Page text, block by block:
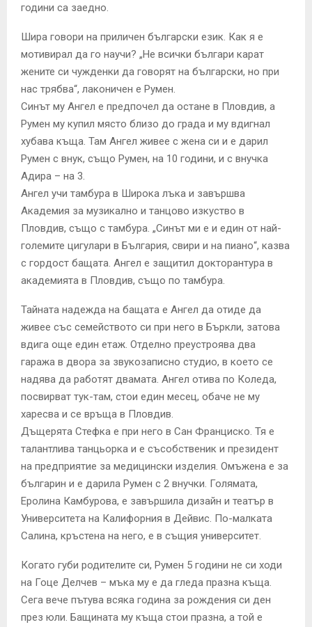
години са заедно.
Шира говори на приличен български език. Как я е
мотивирал да го научи? „Не всички българи карат
жените си чужденки да говорят на български, но при
нас трябва“, лаконичен е Румен.
Синът му Ангел е предпочел да остане в Пловдив, а
Румен му купил място близо до града и му вдигнал
хубава къща. Там Ангел живее с жена си и е дарил
Румен с внук, също Румен, на 10 години, и с внучка
Адира – на 3.
Ангел учи тамбура в Широка лъка и завършва
Академия за музикално и танцово изкуство в
Пловдив, също с тамбура. „Синът ми е и един от най-
големите цигулари в България, свири и на пиано“, казва
с гордост бащата. Ангел е защитил докторантура в
академията в Пловдив, също по тамбура.
Тайната надежда на бащата е Ангел да отиде да
живее със семейството си при него в Бъркли, затова
вдига още един етаж. Отделно преустроява два
гаража в двора за звукозаписно студио, в което се
надява да работят двамата. Ангел отива по Коледа,
посвирват тук-там, стои един месец, обаче не му
харесва и се връща в Пловдив.
Дъщерята Стефка е при него в Сан Франциско. Тя е
талантлива танцьорка и е съсобственик и президент
на предприятие за медицински изделия. Омъжена е за
българин и е дарила Румен с 2 внучки. Голямата,
Еролина Камбурова, е завършила дизайн и театър в
Университета на Калифорния в Дейвис. По-малката
Салина, кръстена на него, е в същия университет.
Когато губи родителите си, Румен 5 години не си ходи
на Гоце Делчев – мъка му е да гледа празна къща.
Сега вече пътува всяка година за рождения си ден
през юли. Бащината му къща стои празна, а той е